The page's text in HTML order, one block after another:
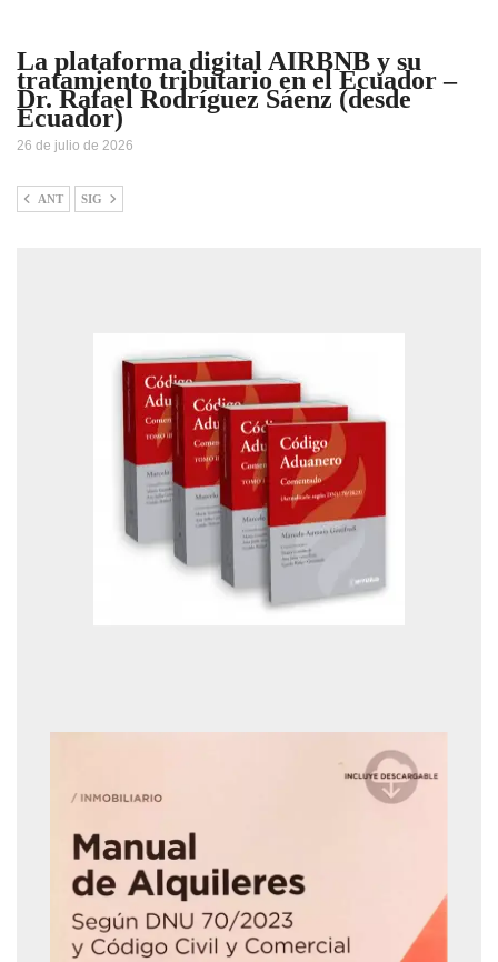
La plataforma digital AIRBNB y su
tratamiento tributario en el Ecuador –
Dr. Rafael Rodríguez Sáenz (desde
Ecuador)
26 de julio de 2026
ANT SIG